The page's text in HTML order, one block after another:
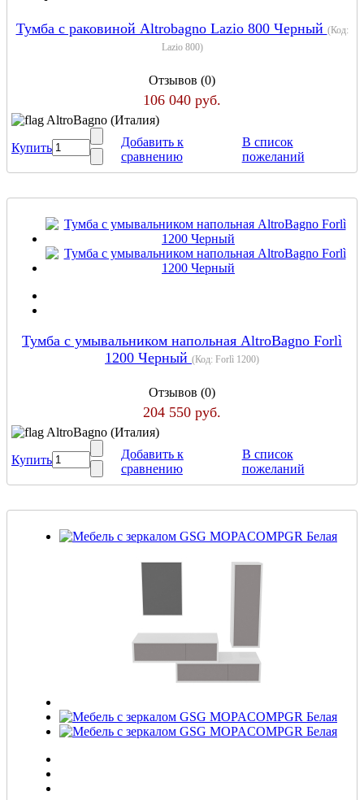
Тумба с раковиной Altrobagno Lazio 800 Черный (Код:
Lazio 800)
Отзывов (0)
106 040 руб.
AltroBagno (Италия)
Купить
Добавить к
сравнению
В список
пожеланий
Тумба с умывальником напольная AltroBagno Forlì
1200 Черный (Код: Forlì 1200)
Отзывов (0)
204 550 руб.
AltroBagno (Италия)
Купить
Добавить к
сравнению
В список
пожеланий